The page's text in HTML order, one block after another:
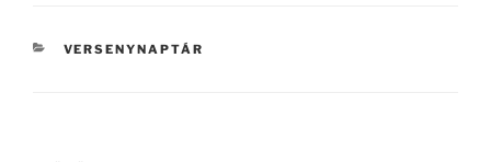
KATEGÓRIÁK
VERSENYNAPTÁR